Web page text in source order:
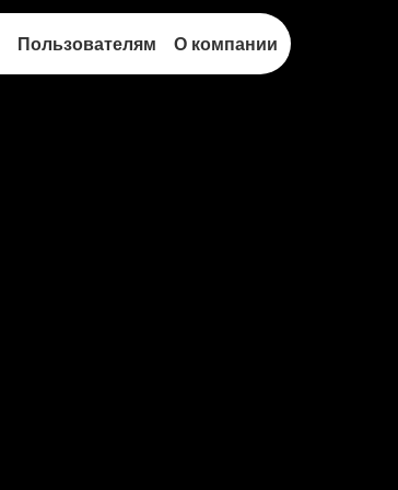
Пользователям О компании